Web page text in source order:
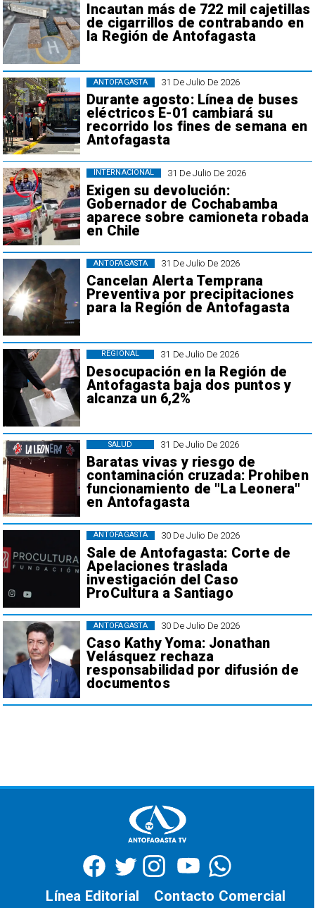
Incautan más de 722 mil cajetillas
de cigarrillos de contrabando en
la Región de Antofagasta
31 De Julio De 2026
Durante agosto: Línea de buses
eléctricos E-01 cambiará su
recorrido los fines de semana en
Antofagasta
ANTOFAGASTA
31 De Julio De 2026
Exigen su devolución:
Gobernador de Cochabamba
aparece sobre camioneta robada
en Chile
INTERNACIONAL
31 De Julio De 2026
Cancelan Alerta Temprana
Preventiva por precipitaciones
para la Región de Antofagasta
ANTOFAGASTA
31 De Julio De 2026
Desocupación en la Región de
Antofagasta baja dos puntos y
alcanza un 6,2%
REGIONAL
31 De Julio De 2026
Baratas vivas y riesgo de
contaminación cruzada: Prohiben
funcionamiento de "La Leonera"
en Antofagasta
SALUD
30 De Julio De 2026
Sale de Antofagasta: Corte de
Apelaciones traslada
investigación del Caso
ProCultura a Santiago
ANTOFAGASTA
30 De Julio De 2026
Caso Kathy Yoma: Jonathan
Velásquez rechaza
responsabilidad por difusión de
documentos
ANTOFAGASTA
Contacto Comercial
Línea Editorial